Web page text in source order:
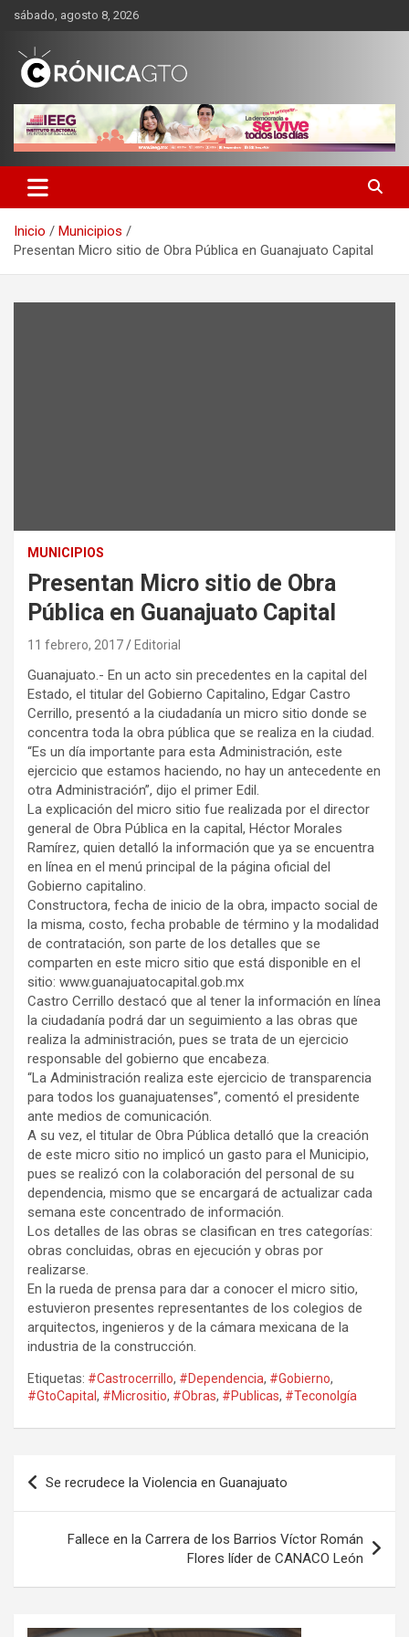
Saltar
contenido
sábado, agosto 8, 2026
CRONICA GUANAJUATO
Inicio
Municipios
Presentan Micro sitio de Obra Pública en Guanajuato Capital
MUNICIPIOS
Presentan Micro sitio de Obra
Pública en Guanajuato Capital
11 febrero, 2017 Editorial
Guanajuato.- En un acto sin precedentes en la capital del
Estado, el titular del Gobierno Capitalino, Edgar Castro
Cerrillo, presentó a la ciudadanía un micro sitio donde se
concentra toda la obra pública que se realiza en la ciudad.
“Es un día importante para esta Administración, este
ejercicio que estamos haciendo, no hay un antecedente en
otra Administración”, dijo el primer Edil.
La explicación del micro sitio fue realizada por el director
general de Obra Pública en la capital, Héctor Morales
Ramírez, quien detalló la información que ya se encuentra
en línea en el menú principal de la página oficial del
Gobierno capitalino.
Constructora, fecha de inicio de la obra, impacto social de
la misma, costo, fecha probable de término y la modalidad
de contratación, son parte de los detalles que se
comparten en este micro sitio que está disponible en el
sitio: www.guanajuatocapital.gob.mx
Castro Cerrillo destacó que al tener la información en línea
la ciudadanía podrá dar un seguimiento a las obras que
realiza la administración, pues se trata de un ejercicio
responsable del gobierno que encabeza.
“La Administración realiza este ejercicio de transparencia
para todos los guanajuatenses”, comentó el presidente
ante medios de comunicación.
A su vez, el titular de Obra Pública detalló que la creación
de este micro sitio no implicó un gasto para el Municipio,
pues se realizó con la colaboración del personal de su
dependencia, mismo que se encargará de actualizar cada
semana este concentrado de información.
Los detalles de las obras se clasifican en tres categorías:
obras concluidas, obras en ejecución y obras por
realizarse.
En la rueda de prensa para dar a conocer el micro sitio,
estuvieron presentes representantes de los colegios de
arquitectos, ingenieros y de la cámara mexicana de la
industria de la construcción.
Etiquetas: #Castrocerrillo, #Dependencia, #Gobierno,
#GtoCapital, #Micrositio, #Obras, #Publicas, #Teconolgía
Navegación
de
entradas
Se recrudece la Violencia en Guanajuato
Fallece en la Carrera de los Barrios Víctor Román
Flores líder de CANACO León